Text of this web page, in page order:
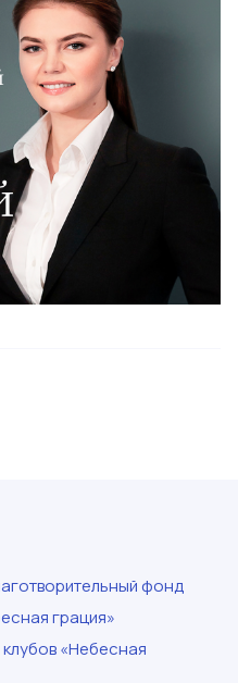
фонд
грация»
«Небесная